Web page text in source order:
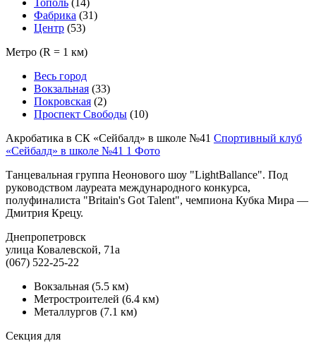
Фабрика (31)
Центр (53)
Метро (R = 1 км)
Весь город
Вокзальная (33)
Покровская (2)
Проспект Свободы (10)
Акробатика в СК «Сейбалд» в школе №41 Спортивный клуб
«Сейбалд» в школе №41 1 Фото
Танцевальная группа Неонового шоу "LightBallance". Под
руководством лауреата международного конкурса,
полуфиналиста "Britain's Got Talent", чемпиона Кубка Мира —
Дмитрия Крецу.
Днепропетровск
улица Ковалевской, 71а
(067) 522-25-22
Вокзальная (5.5 км)
Метростроителей (6.4 км)
Металлургов (7.1 км)
Секция для